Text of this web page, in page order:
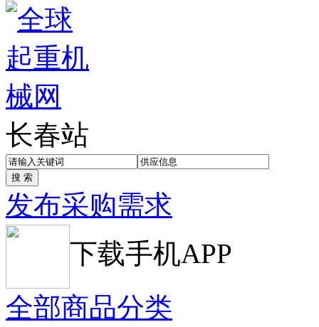
长春站
发布采购需求
下载手机APP
全部商品分类